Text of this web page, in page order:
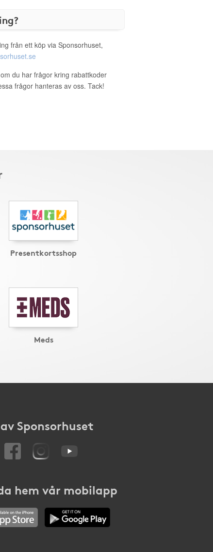
från ett köp via Sponsorhuset,
du har frågor kring rabattkoder
frågor hanteras av oss. Tack!
Presentkortsshop
Meds
Sponsorhuset
hem vår mobilapp